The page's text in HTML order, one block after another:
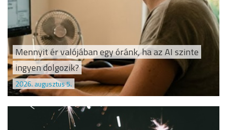
Mennyit ér valójában egy óránk, ha az AI szinte
ingyen dolgozik?
2026. augusztus 5.